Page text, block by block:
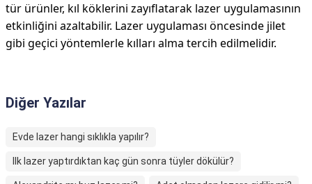
tür ürünler, kıl köklerini zayıflatarak lazer uygulamasının
etkinliğini azaltabilir. Lazer uygulaması öncesinde jilet
gibi geçici yöntemlerle kılları alma tercih edilmelidir.
Diğer Yazılar
Evde lazer hangi sıklıkla yapılır?
Ilk lazer yaptırdıktan kaç gün sonra tüyler dökülür?